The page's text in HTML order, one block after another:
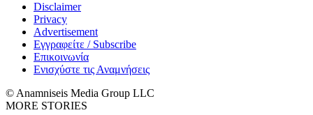
Disclaimer
Privacy
Advertisement
Εγγραφείτε / Subscribe
Επικοινωνία
Ενισχύστε τις Αναμνήσεις
© Anamniseis Media Group LLC
MORE STORIES